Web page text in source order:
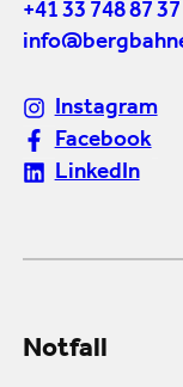
+41 33 748 87 37
Instagram
Facebook
LinkedIn
Notfall